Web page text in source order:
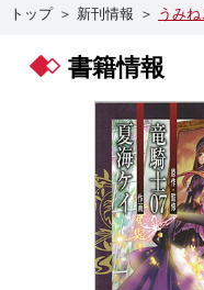
グッズ
会社情報
トップ ＞ 新刊情報 ＞ うみ
書籍情報